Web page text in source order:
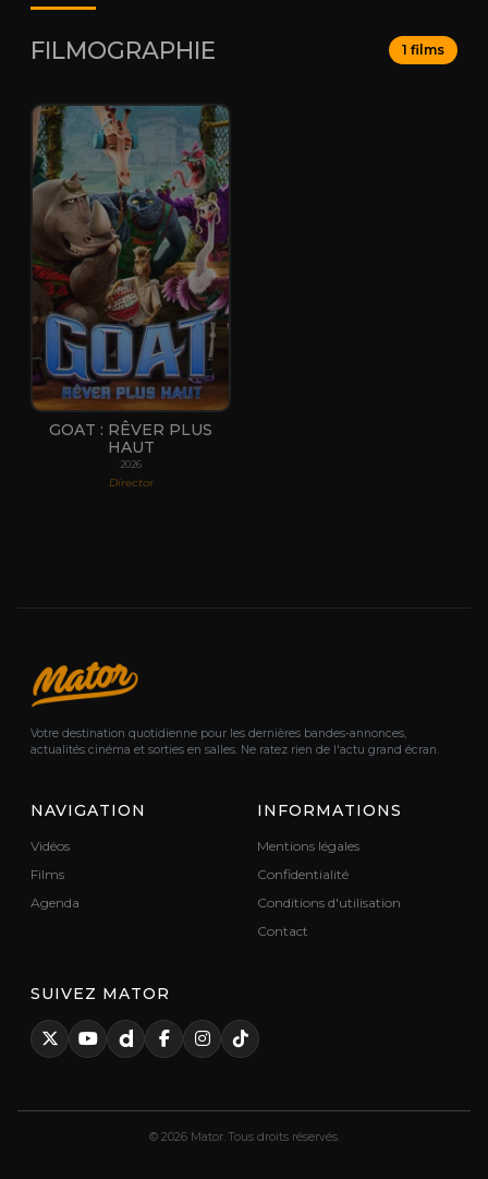
FILMOGRAPHIE 1 films
GOAT : RÊVER PLUS
HAUT
2026
Director
Votre destination quotidienne pour les dernières bandes-annonces,
actualités cinéma et sorties en salles. Ne ratez rien de l'actu grand écran.
NAVIGATION
Vidéos
Films
Agenda
INFORMATIONS
Mentions légales
Confidentialité
Conditions d'utilisation
Contact
SUIVEZ MATOR
© 2026 Mator. Tous droits réservés.